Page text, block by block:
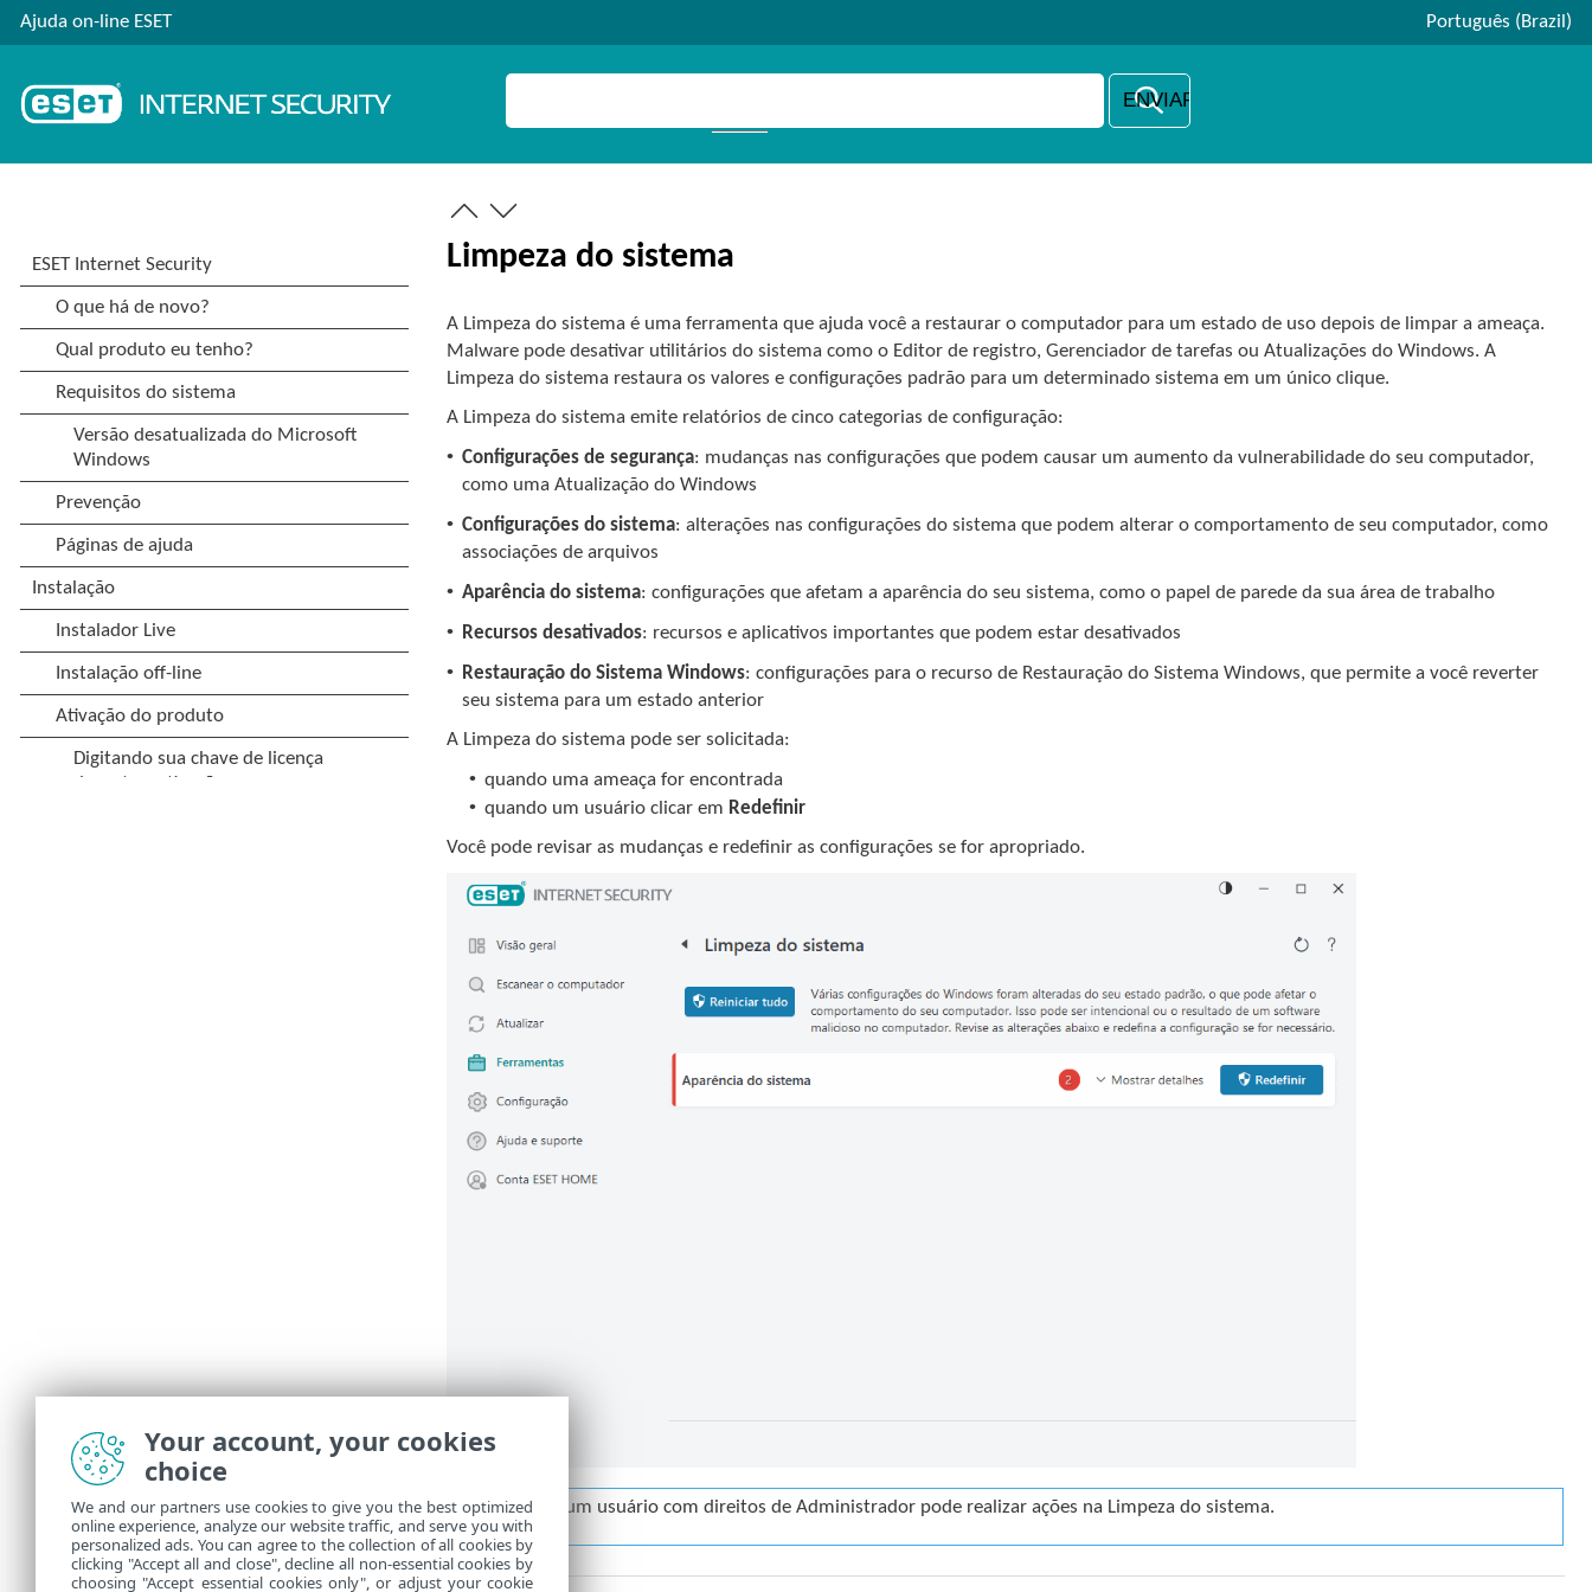
Ajuda on-line ESET Português (Brazil)
Limpeza do sistema
A Limpeza do sistema é uma ferramenta que ajuda você a restaurar o computador para um estado de uso depois de limpar a ameaça.
Malware pode desativar utilitários do sistema como o Editor de registro, Gerenciador de tarefas ou Atualizações do Windows. A
Limpeza do sistema restaura os valores e configurações padrão para um determinado sistema em um único clique.
A Limpeza do sistema emite relatórios de cinco categorias de configuração:
• Configurações de segurança: mudanças nas configurações que podem causar um aumento da vulnerabilidade do seu computador,
como uma Atualização do Windows
• Configurações do sistema: alterações nas configurações do sistema que podem alterar o comportamento de seu computador, como
associações de arquivos
• Aparência do sistema: configurações que afetam a aparência do seu sistema, como o papel de parede da sua área de trabalho
• Recursos desativados: recursos e aplicativos importantes que podem estar desativados
• Restauração do Sistema Windows: configurações para o recurso de Restauração do Sistema Windows, que permite a você reverter
seu sistema para um estado anterior
A Limpeza do sistema pode ser solicitada:
• quando uma ameaça for encontrada
• quando um usuário clicar em Redefinir
Você pode revisar as mudanças e redefinir as configurações se for apropriado.
Apenas um usuário com direitos de Administrador pode realizar ações na Limpeza do sistema.
Your account, your cookies
choice
We and our partners use cookies to give you the best optimized
online experience, analyze our website traffic, and serve you with
personalized ads. You can agree to the collection of all cookies by
clicking "Accept all and close", decline all non-essential cookies by
choosing "Accept essential cookies only", or adjust your cookie